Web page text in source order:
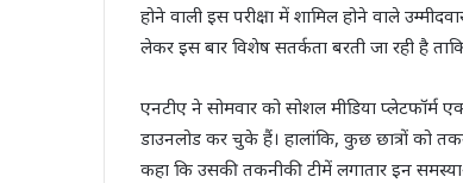
होने वाली इस परीक्षा में शामिल होने वाले
लेकर इस बार विशेष सतर्कता बरती जा रही है
एनटीए ने सोमवार को सोशल मीडिया प्लेटफॉर्म
डाउनलोड कर चुके हैं। हालांकि, कुछ छात्रों को
कहा कि उसकी तकनीकी टीमें लगातार इन